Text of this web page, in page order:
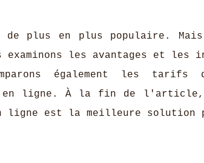
plus en plus populaire.
les avantages et les
également les tarifs
en ligne. À la fin de l'article,
ligne est la meilleure solution